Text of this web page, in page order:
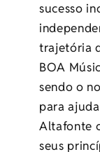
sucesso
trajetória
BOA
sendo o
para
Altafonte
seus